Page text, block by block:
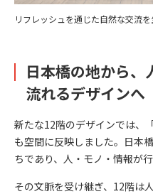
リフレッシュを通じた自然な交流
日本橋の地から、
流れるデザインへ
新たな12階のデザインでは、
も空間に反映しました。日本
ちであり、人・モノ・情報が
その文脈を受け継ぎ、12階は